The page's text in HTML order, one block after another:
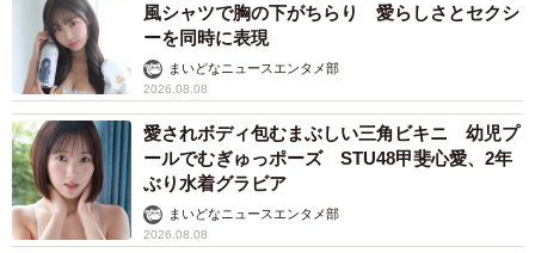
スズ子と愛助がお互いを感じる姿描く……デリケ
ートな演出と編集の作業
85話の、分娩室でいきむスズ子と、最期の力をふり絞っ
て鈴子への手紙を書く愛助のカットバック（シーンを交互
に繋いだ演出）も印象的だった。この演出について福岡さ
んは、
風シャツで胸の下がちらり 愛らしさとセクシ
ーを同時に表現
まいどなニュースエンタメ部
2026.08.08
愛されボディ包むまぶしい三角ビキニ 幼児プ
ールでむぎゅっポーズ STU48甲斐心愛、2年
ぶり水着グラビア
まいどなニュースエンタメ部
2026.08.08